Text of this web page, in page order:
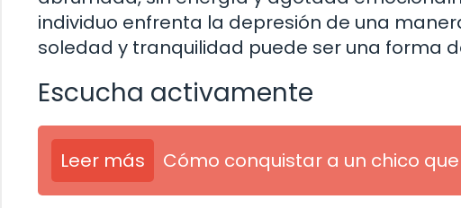
individuo enfrenta la depresión de una
soledad y tranquilidad puede ser una forma
Escucha activamente
Leer más Cómo conquistar a un chico